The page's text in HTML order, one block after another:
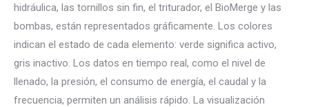
hidráulica, las tornillos sin fin, el triturador, el BioMerge y las
bombas, están representados gráficamente. Los colores
indican el estado de cada elemento: verde significa activo,
gris inactivo. Los datos en tiempo real, como el nivel de
llenado, la presión, el consumo de energía, el caudal y la
frecuencia, permiten un análisis rápido. La visualización